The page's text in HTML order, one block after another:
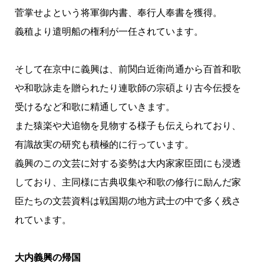
菅掌せよという将軍御内書、奉行人奉書を獲得。
義稙より遣明船の権利が一任されています。
そして在京中に義興は、前関白近衛尚通から百首和歌
や和歌詠走を贈られたり連歌師の宗碩より古今伝授を
受けるなど和歌に精通していきます。
また猿楽や犬追物を見物する様子も伝えられており、
有識故実の研究も積極的に行っています。
義興のこの文芸に対する姿勢は大内家家臣団にも浸透
しており、主同様に古典収集や和歌の修行に励んだ家
臣たちの文芸資料は戦国期の地方武士の中で多く残さ
れています。
大内義興の帰国